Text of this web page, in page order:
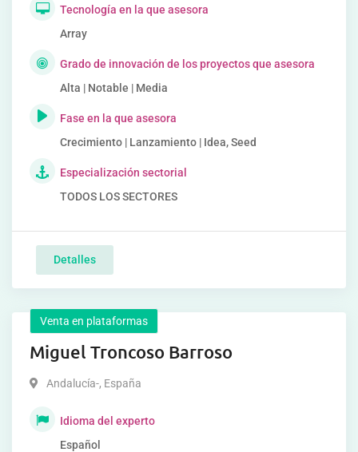
Tecnología en la que asesora
Array
Grado de innovación de los proyectos que asesora
Alta | Notable | Media
Fase en la que asesora
Crecimiento | Lanzamiento | Idea, Seed
Especialización sectorial
TODOS LOS SECTORES
Detalles
Venta en plataformas
Miguel Troncoso Barroso
Andalucía-, España
Idioma del experto
Español